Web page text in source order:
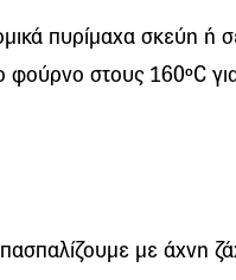
πυρίμαχα σκεύη ή
στους 160ºC
με άχνη